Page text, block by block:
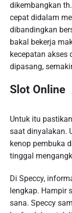
dikembangkan
cepat didalam
dibandingkan
bakal bekerja
kecepatan akses
dipasang,
Slot Online
Untuk itu
saat dinyalakan.
kenop pembuka
tinggal
Di Speccy,
lengkap. Hampir
sana. Speccy